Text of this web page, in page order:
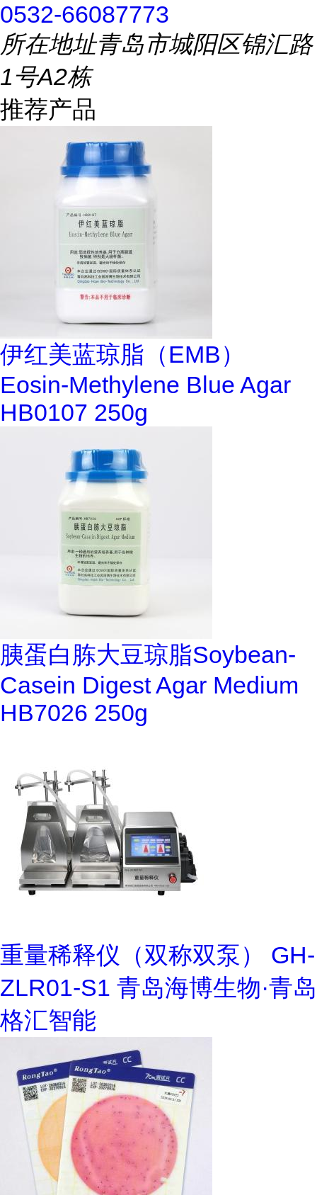
0532-66087773
所在地址青岛市城阳区锦汇路
1号A2栋
推荐产品
伊红美蓝琼脂（EMB）
Eosin-Methylene Blue Agar
HB0107 250g
胰蛋白胨大豆琼脂Soybean-
Casein Digest Agar Medium
HB7026 250g
重量稀释仪（双称双泵） GH-
ZLR01-S1 青岛海博生物·青岛
格汇智能